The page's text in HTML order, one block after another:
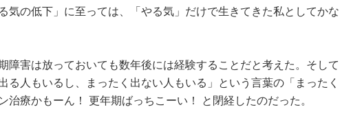
気の低下」に至っては、「やる気」だけで生きてきた私としてかな
障害は放っておいても数年後には経験することだと考えた。そして
る人もいるし、まったく出ない人もいる」という言葉の「まったく
治療かもーん！ 更年期ばっちこーい！ と閉経したのだった。